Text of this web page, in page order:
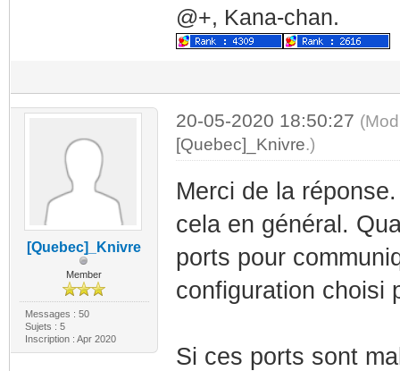
@+, Kana-chan.
[Quebec]_Knivre
Member
Messages : 50
Sujets : 5
Inscription : Apr 2020
20-05-2020 18:50:27
[Quebec]_Knivre.)
Merci de la
cela en général.
ports pour
configuration choisi
Si ces ports sont